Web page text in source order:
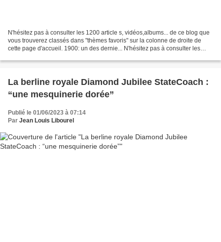
N'hésitez pas à consulter les 1200 article s, vidéos,albums... de ce blog que
vous trouverez classés dans "thèmes favoris" sur la colonne de droite de
cette page d'accueil. 1900: un des dernie... N'hésitez pas à consulter les
La berline royale Diamond Jubilee StateCoach :
“une mesquinerie dorée”
Publié le 01/06/2023 à 07:14
Par Jean Louis Libourel